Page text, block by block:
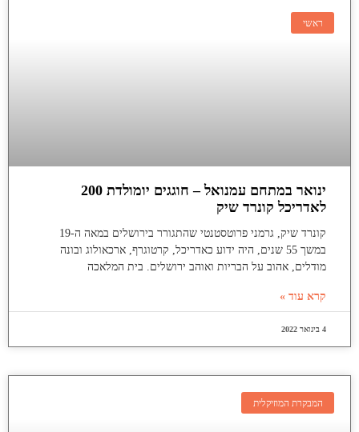
ראשי
ינואר במתחם עמנואל – חוגגים יומולדת 200
לאדריכל קונרד שיק
קונרד שיק, גרמני פרוטסטנטי שהתגורר בירושלים במאה ה-19
במשך 55 שנים, היה ידוע כאדריכל, קרטוגרף, ארכאולוג ובונה
מודלים, אהוב על הבריות ואוהב ירושלים. בית המלאכה
קרא עוד »
4 בינואר 2022
המבקרת המוזיקלית